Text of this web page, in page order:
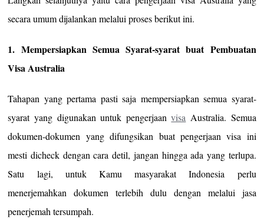
secara umum dijalankan melalui proses berikut ini.
1. Mempersiapkan Semua Syarat-syarat buat Pembuatan
Visa Australia
Tahapan yang pertama pasti saja mempersiapkan semua syarat-
syarat yang digunakan untuk pengerjaanvisa Australia. Semua
dokumen-dokumen yang difungsikan buat pengerjaan visa ini
mesti dicheck dengan cara detil, jangan hingga ada yang terlupa.
Satu lagi, untuk Kamu masyarakat Indonesia perlu
menerjemahkan dokumen terlebih dulu dengan melalui jasa
penerjemah tersumpah.